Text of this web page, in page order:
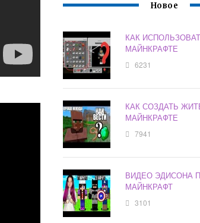
Новое
КАК
МАЙНКРАФТЕ
6231
КАК СОЗДАТЬ
МАЙНКРАФТЕ
7941
ВИДЕО ЭДИСОНА
МАЙНКРАФТ
3101